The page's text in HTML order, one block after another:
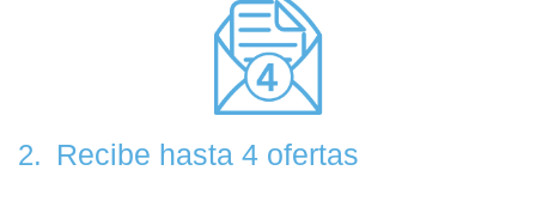
2. Recibe hasta 4 ofertas